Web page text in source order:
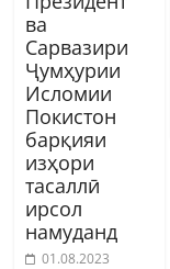
ва
Сарвазири
Ҷумҳурии
Исломии
Покистон
барқияи
изҳори
тасаллӣ
ирсол
намуданд
01.08.2023